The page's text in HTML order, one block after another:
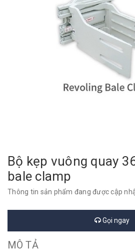
Bộ kẹp vuông quay
bale clamp
Thông tin sản phẩm đang được cập
Gọi ngay
MÔ TẢ